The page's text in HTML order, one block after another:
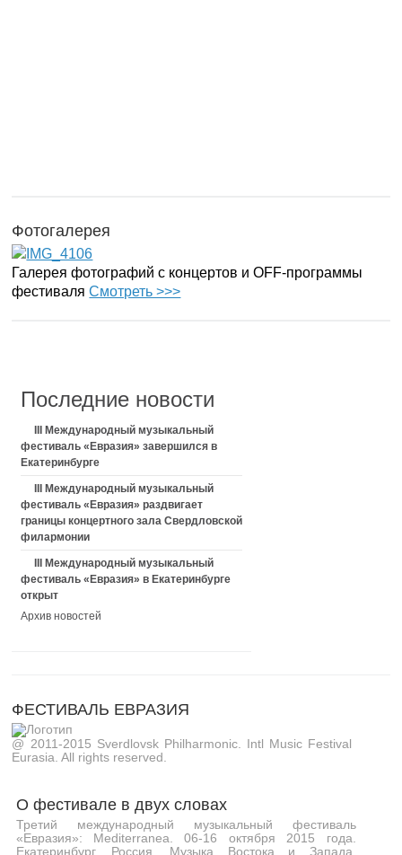
Фотогалерея
Галерея фотографий с концертов и OFF-программы
фестиваляСмотреть >>>
Последние новости
III Международный музыкальный
фестиваль «Евразия» завершился в
Екатеринбурге
III Международный музыкальный
фестиваль «Евразия» раздвигает
границы концертного зала Свердловской
филармонии
III Международный музыкальный
фестиваль «Евразия» в Екатеринбурге
открыт
Архив новостей
ФЕСТИВАЛЬ ЕВРАЗИЯ
@ 2011-2015 Sverdlovsk Philharmonic. Intl Music Festival
Eurasia. All rights reserved.
О фестивале в двух словах
Третий международный музыкальный фестиваль
«Евразия»: Mediterranea. 06-16 октября 2015 года.
Екатеринбург, Россия. Музыка Востока и Запада,